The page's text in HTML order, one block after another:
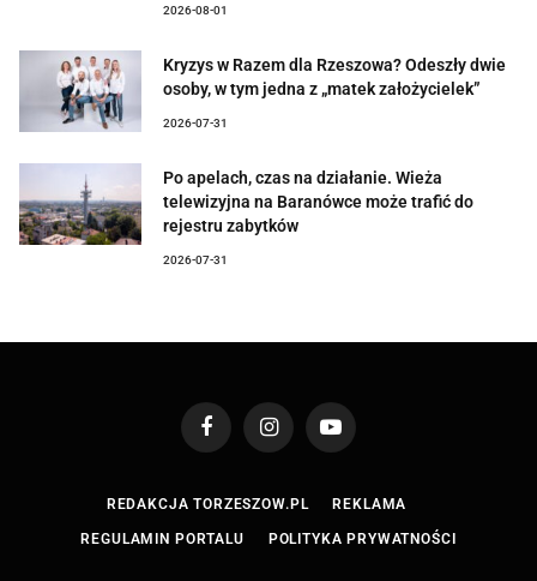
2026-08-01
Kryzys w Razem dla Rzeszowa? Odeszły dwie
osoby, w tym jedna z „matek założycielek”
2026-07-31
Po apelach, czas na działanie. Wieża
telewizyjna na Baranówce może trafić do
rejestru zabytków
2026-07-31
FacebookInstagramYouTube
REDAKCJA TORZESZOW.PL REKLAMA
REGULAMIN PORTALU POLITYKA PRYWATNOŚCI